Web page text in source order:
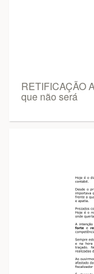
RETIFICAÇÃO
que não será